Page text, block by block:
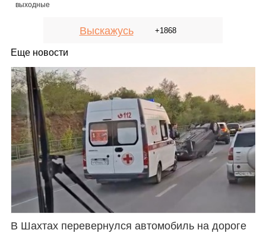
выходные
Выскажусь +1868
Еще новости
В Шахтах перевернулся автомобиль на дороге